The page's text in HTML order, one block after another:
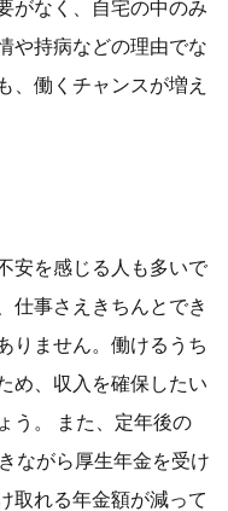
がなく、自宅の中のみ
や持病などの理由でな
、働くチャンスが増え
安を感じる人も多いで
仕事さえきちんとでき
りません。働けるうち
め、収入を確保したい
う。 また、定年後の
ながら厚生年金を受け
取れる年金額が減って